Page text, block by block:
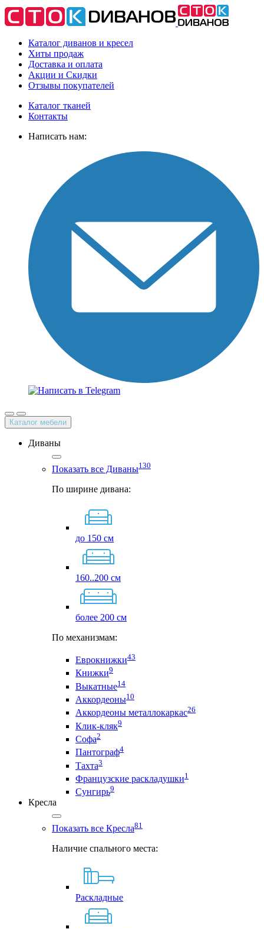
Каталог диванов и кресел
Хиты продаж
Доставка и оплата
Акции и Скидки
Отзывы покупателей
Каталог тканей
Контакты
Написать нам:
Каталог мебели
Диваны
Показать все Диваны130
По ширине дивана:
до 150 см
160..200 см
более 200 см
По механизмам:
Еврокнижки43
Книжки9
Выкатные14
Аккордеоны10
Аккордеоны металлокаркас26
Клик-кляк9
Софа2
Пантограф4
Тахта3
Французские раскладушки1
Сунгирь9
Кресла
Показать все Кресла81
Наличие спального места:
Раскладные